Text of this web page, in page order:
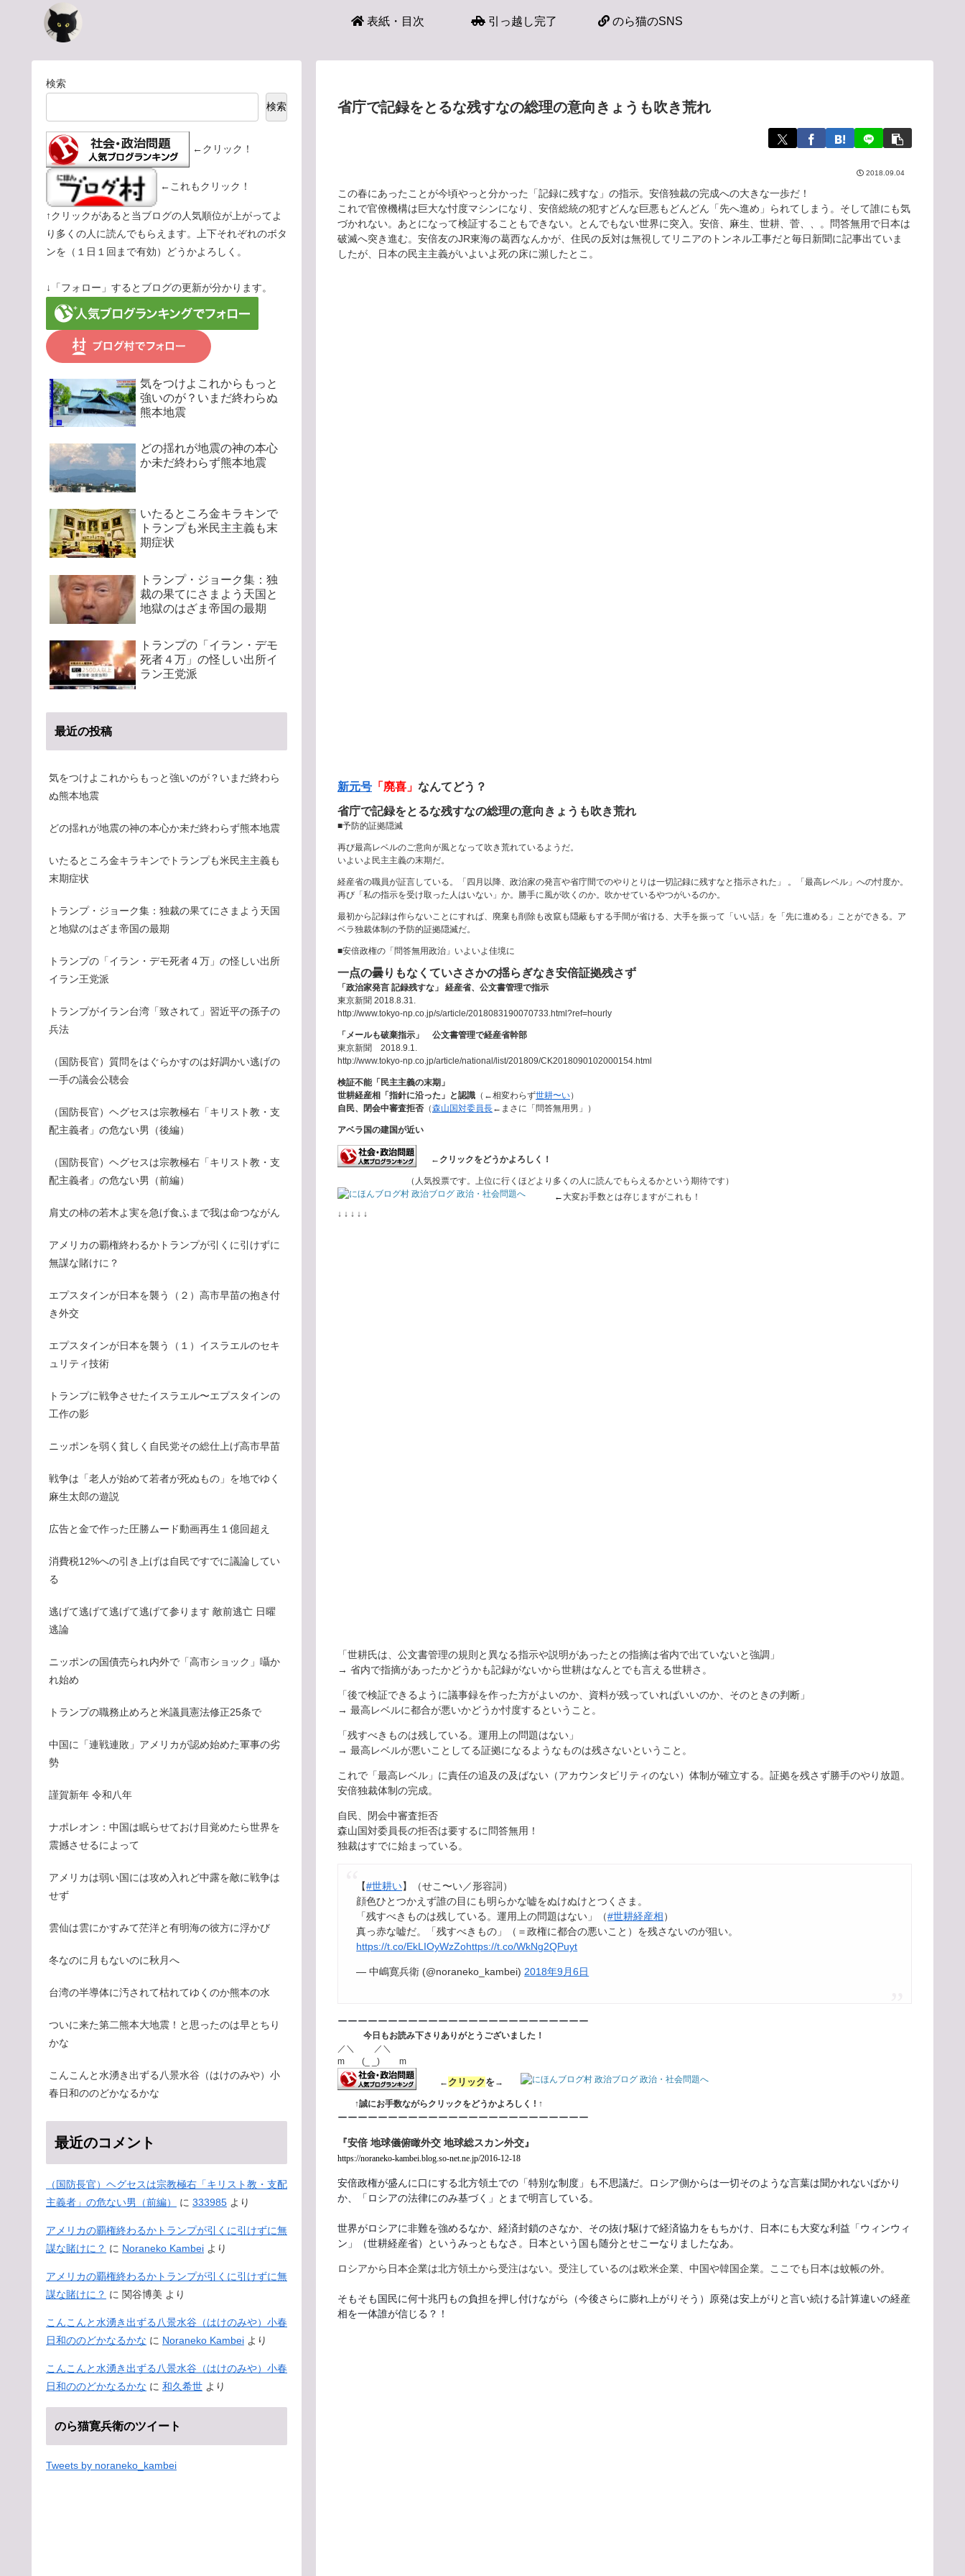
表紙・目次 引っ越し完了 のら猫のSNS
省庁で記録をとるな残すなの総理の意向きょうも吹き荒れ
2018.09.04
この春にあったことが今頃やっと分かった「記録に残すな」の指示。安倍独裁の完成への大きな一歩だ！
これで官僚機構は巨大な忖度マシンになり、安倍総統の犯すどんな巨悪もどんどん「先へ進め」られてしまう。そして誰にも気
づかれない。あとになって検証することもできない。とんでもない世界に突入。安倍、麻生、世耕、菅、、。問答無用で日本は
破滅へ突き進む。安倍友のJR東海の葛西なんかが、住民の反対は無視してリニアのトンネル工事だと毎日新聞に記事出ていま
したが、日本の民主主義がいよいよ死の床に瀕したとこ。
新元号 「廃喜」 なんてどう？
省庁で記録をとるな残すなの総理の意向きょうも吹き荒れ
■予防的証拠隠滅
再び最高レベルのご意向が風となって吹き荒れているようだ。
いよいよ民主主義の末期だ。
経産省の職員が証言している。「四月以降、政治家の発言や省庁間でのやりとりは一切記録に残すなと指示された」 。「最高レベル」への忖度か。
再び「私の指示を受け取った人はいない」か。勝手に風が吹くのか。吹かせているやつがいるのか。
最初から記録は作らないことにすれば、廃棄も削除も改竄も隠蔽もする手間が省ける、大手を振って「いい話」を「先に進める」ことができる。ア
ベラ独裁体制の予防的証拠隠滅だ。
■安倍政権の「問答無用政治」いよいよ佳境に
一点の曇りもなくていささかの揺らぎなき安倍証拠残さず
「政治家発言 記録残すな」 経産省、公文書管理で指示
東京新聞 2018.8.31.
http://www.tokyo-np.co.jp/s/article/2018083190070733.html?ref=hourly
「メールも破棄指示」 公文書管理で経産省幹部
東京新聞 2018.9.1.
http://www.tokyo-np.co.jp/article/national/list/201809/CK2018090102000154.html
検証不能「民主主義の末期」
世耕経産相「指針に沿った」と認識 （←相変わらず世耕〜い）
自民、閉会中審査拒否（森山国対委員長←まさに「問答無用男」）
アベラ国の建国が近い
←クリックをどうかよろしく！
（人気投票です。上位に行くほどより多くの人に読んでもらえるかという期待です）
← 大変お手数とは存じますがこれも！
↓ ↓ ↓ ↓ ↓
「世耕氏は、公文書管理の規則と異なる指示や説明があったとの指摘は省内で出ていないと強調」
→ 省内で指摘があったかどうかも記録がないから世耕はなんとでも言える世耕さ。
「後で検証できるように議事録を作った方がよいのか、資料が残っていればいいのか、そのときの判断」
→ 最高レベルに都合が悪いかどうか忖度するということ。
「残すべきものは残している。運用上の問題はない」
→ 最高レベルが悪いことしてる証拠になるようなものは残さないということ。
これで「最高レベル」に責任の追及の及ばない（アカウンタビリティのない）体制が確立する。証拠を残さず勝手のやり放題。
安倍独裁体制の完成。
自民、閉会中審査拒否
森山国対委員長の拒否は要するに問答無用！
独裁はすでに始まっている。
【#世耕い】（せこ〜い／形容詞）
顔色ひとつかえず誰の目にも明らかな嘘をぬけぬけとつくさま。
「残すべきものは残している。運用上の問題はない」（#世耕経産相）
真っ赤な嘘だ。「残すべきもの」（＝政権に都合の悪いこと）を残さないのが狙い。
https://t.co/EkLIOyWzZohttps://t.co/WkNg2QPuyt
— 中嶋寛兵衛 (@noraneko_kambei) 2018年9月6日
ーーーーーーーーーーーーーーーーーーーーーーーーー
今日もお読み下さりありがとうございました！
／＼ ／＼
m (_ _) m
← ク リックを→
↑誠にお手数ながらクリックをどうかよ ろしく ! ↑
ーーーーーーーーーーーーーーーーーーーーーーーーー
『安倍 地球儀俯瞰外交 地球総スカン外交』
https://noraneko-kambei.blog.so-net.ne.jp/2016-12-18
安倍政権が盛んに口にする北方領土での「特別な制度」も不思議だ。ロシア側からは一切そのような言葉は聞かれないばかり
か、「ロシアの法律にのみ基づく」とまで明言している。
世界がロシアに非難を強めるなか、経済封鎖のさなか、その抜け駆けで経済協力をもちかけ、日本にも大変な利益「ウィンウィ
ン」（世耕経産省）というみっともなさ。日本という国も随分とせこーなりましたなあ。
ロシアから日本企業は北方領土から受注はない。受注しているのは欧米企業、中国や韓国企業。ここでも日本は蚊帳の外。
そもそも国民に何十兆円もの負担を押し付けながら（今後さらに膨れ上がりそう）原発は安上がりと言い続ける計算違いの経産
相を一体誰が信じる？！
検索
検索
←クリック！
←これもクリック！
↑クリックがあると当ブログの人気順位が上がってよ
り多くの人に読んでもらえます。上下それぞれのボタ
ンを（１日１回まで有効）どうかよろしく。
↓「フォロー」するとブログの更新が分かります。
気をつけよこれからもっと
強いのが？いまだ終わらぬ
熊本地震
どの揺れが地震の神の本心
か未だ終わらず熊本地震
いたるところ金キラキンで
トランプも米民主主義も末
期症状
トランプ・ジョーク集：独
裁の果てにさまよう天国と
地獄のはざま帝国の最期
トランプの「イラン・デモ
死者４万」の怪しい出所イ
ラン王党派
最近の投稿
気をつけよこれからもっと強いのが？いまだ終わら
ぬ熊本地震
どの揺れが地震の神の本心か未だ終わらず熊本地震
いたるところ金キラキンでトランプも米民主主義も
末期症状
トランプ・ジョーク集：独裁の果てにさまよう天国
と地獄のはざま帝国の最期
トランプの「イラン・デモ死者４万」の怪しい出所
イラン王党派
トランプがイラン台湾「致されて」習近平の孫子の
兵法
（国防長官）質問をはぐらかすのは好調かい逃げの
一手の議会公聴会
（国防長官）ヘグセスは宗教極右「キリスト教・支
配主義者」の危ない男（後編）
（国防長官）ヘグセスは宗教極右「キリスト教・支
配主義者」の危ない男（前編）
肩丈の柿の若木よ実を急げ食ふまで我は命つながん
アメリカの覇権終わるかトランプが引くに引けずに
無謀な賭けに？
エプスタインが日本を襲う（２）高市早苗の抱き付
き外交
エプスタインが日本を襲う（１）イスラエルのセキ
ュリティ技術
トランプに戦争させたイスラエル〜エプスタインの
工作の影
ニッポンを弱く貧しく自民党その総仕上げ高市早苗
戦争は「老人が始めて若者が死ぬもの」を地でゆく
麻生太郎の遊説
広告と金で作った圧勝ムード動画再生１億回超え
消費税12%への引き上げは自民ですでに議論してい
る
逃げて逃げて逃げて逃げて参ります 敵前逃亡 日曜
逃論
ニッポンの国債売られ内外で「高市ショック」囁か
れ始め
トランプの職務止めろと米議員憲法修正25条で
中国に「連戦連敗」アメリカが認め始めた軍事の劣
勢
謹賀新年 令和八年
ナポレオン：中国は眠らせておけ目覚めたら世界を
震撼させるによって
アメリカは弱い国には攻め入れど中露を敵に戦争は
せず
雲仙は雲にかすみて茫洋と有明海の彼方に浮かび
冬なのに月もないのに秋月へ
台湾の半導体に汚されて枯れてゆくのか熊本の水
ついに来た第二熊本大地震！と思ったのは早とちり
かな
こんこんと水湧き出ずる八景水谷（はけのみや）小
春日和ののどかなるかな
最近のコメント
（国防長官）ヘグセスは宗教極右「キリスト教・支配
主義者」の危ない男（前編）
に 333985 より
アメリカの覇権終わるかトランプが引くに引けずに無
謀な賭けに？ に Noraneko Kambei より
アメリカの覇権終わるかトランプが引くに引けずに無
謀な賭けに？ に 関谷博美 より
こんこんと水湧き出ずる八景水谷（はけのみや）小春
日和ののどかなるかな に Noraneko Kambei より
こんこんと水湧き出ずる八景水谷（はけのみや）小春
日和ののどかなるかな に 和久希世 より
のら猫寛兵衛のツイート
Tweets by noraneko_kambei